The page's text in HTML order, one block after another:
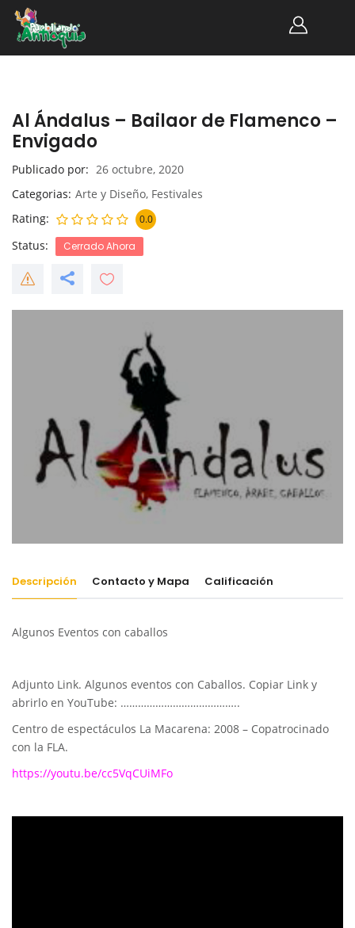
Al Ándalus – Bailaor de Flamenco –
Envigado
Publicado por
26 octubre, 2020
Categorias Arte y Diseño, Festivales
Rating
0.0
Status Cerrado Ahora
Descripción Contacto y Mapa Calificación
Algunos Eventos con caballos
Adjunto Link. Algunos eventos con Caballos. Copiar Link y
abrirlo en YouTube: …………………………………..
Centro de espectáculos La Macarena: 2008 – Copatrocinado
con la FLA.
https://youtu.be/cc5VqCUiMFo